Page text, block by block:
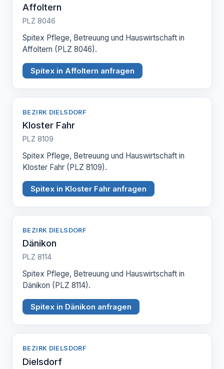
Affoltern
PLZ 8046
Spitex Pflege, Betreuung und Hauswirtschaft in
Affoltern (PLZ 8046).
Spitex in Affoltern anfragen
BEZIRK DIELSDORF
Kloster Fahr
PLZ 8109
Spitex Pflege, Betreuung und Hauswirtschaft in
Kloster Fahr (PLZ 8109).
Spitex in Kloster Fahr anfragen
BEZIRK DIELSDORF
Dänikon
PLZ 8114
Spitex Pflege, Betreuung und Hauswirtschaft in
Dänikon (PLZ 8114).
Spitex in Dänikon anfragen
BEZIRK DIELSDORF
Dielsdorf